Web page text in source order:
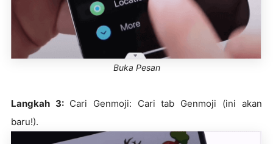
Buka Pesan
Langkah 3: Cari Genmoji: Cari tab Genmoji (ini akan
baru!).